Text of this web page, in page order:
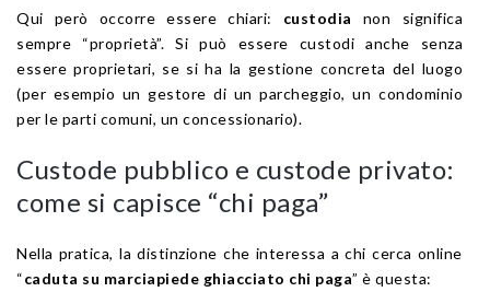
Qui però occorre essere chiari: custodia
non significa
sempre “proprietà”. Si può essere custodi anche senza
essere proprietari, se si ha la gestione concreta del luogo
(per esempio un gestore di un parcheggio, un condominio
per le parti comuni, un concessionario).
Custode pubblico e custode privato:
come si capisce “chi paga”
Nella pratica, la distinzione che interessa a chi cerca online
“caduta su marciapiede ghiacciato chi paga” è questa: